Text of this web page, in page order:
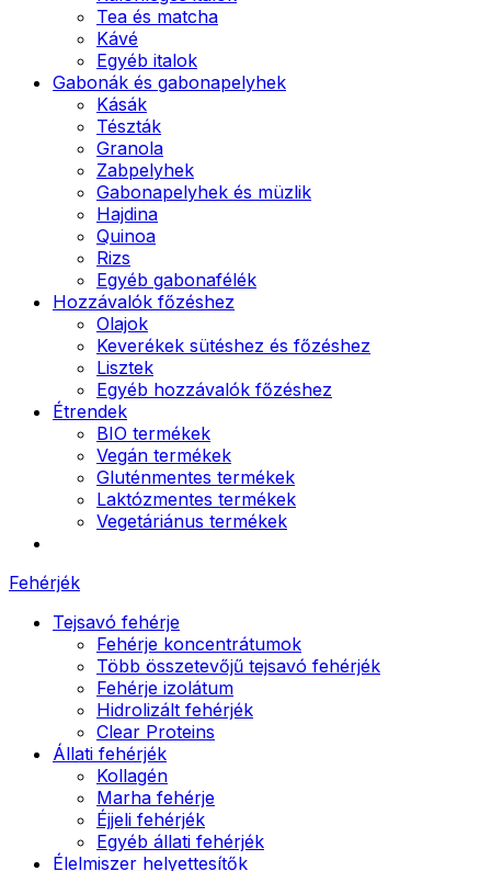
Tea és matcha
Kávé
Egyéb italok
Gabonák és gabonapelyhek
Kásák
Tészták
Granola
Zabpelyhek
Gabonapelyhek és müzlik
Hajdina
Quinoa
Rizs
Egyéb gabonafélék
Hozzávalók főzéshez
Olajok
Keverékek sütéshez és főzéshez
Lisztek
Egyéb hozzávalók főzéshez
Étrendek
BIO termékek
Vegán termékek
Gluténmentes termékek
Laktózmentes termékek
Vegetáriánus termékek
Fehérjék
Tejsavó fehérje
Fehérje koncentrátumok
Több összetevőjű tejsavó fehérjék
Fehérje izolátum
Hidrolizált fehérjék
Clear Proteins
Állati fehérjék
Kollagén
Marha fehérje
Éjjeli fehérjék
Egyéb állati fehérjék
Élelmiszer helyettesítők